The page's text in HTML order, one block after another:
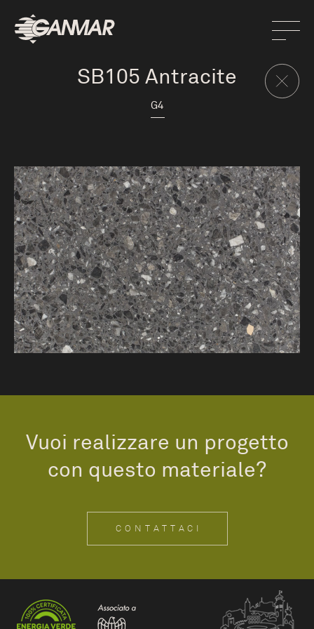
SB105 Antracite
G4
Vuoi realizzare un progetto
con questo materiale?
CONTATTACI